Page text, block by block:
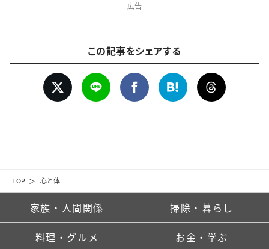
TOP 心と体
広告
この記事をシェアする
家族・人間関係 掃除・暮らし
料理・グルメ お金・学ぶ